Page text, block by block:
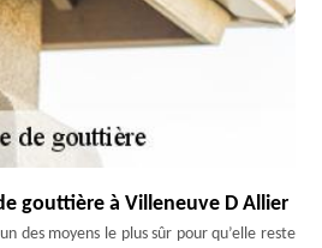
gouttière à Villeneuve D Allier
des moyens le plus sûr pour qu’elle reste